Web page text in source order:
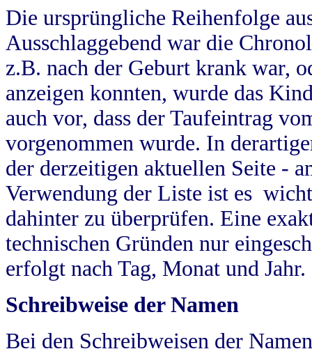
Die ursprüngliche Reihenfolge
Ausschlaggebend war die
z.B. nach der Geburt krank war,
anzeigen konnten, wurde das
auch vor, dass der Taufeintrag
vorgenommen wurde. In
der derzeitigen aktuellen Seite -
Verwendung der Liste ist es
dahinter zu überprüfen. Eine
technischen Gründen nur
erfolgt nach Tag, Monat und Jahr.
Schreibweise der Namen
Bei den Schreibweisen der